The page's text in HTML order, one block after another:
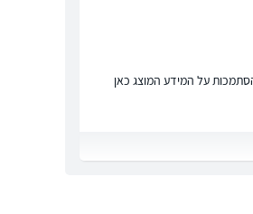
על המידע המוצג כאן